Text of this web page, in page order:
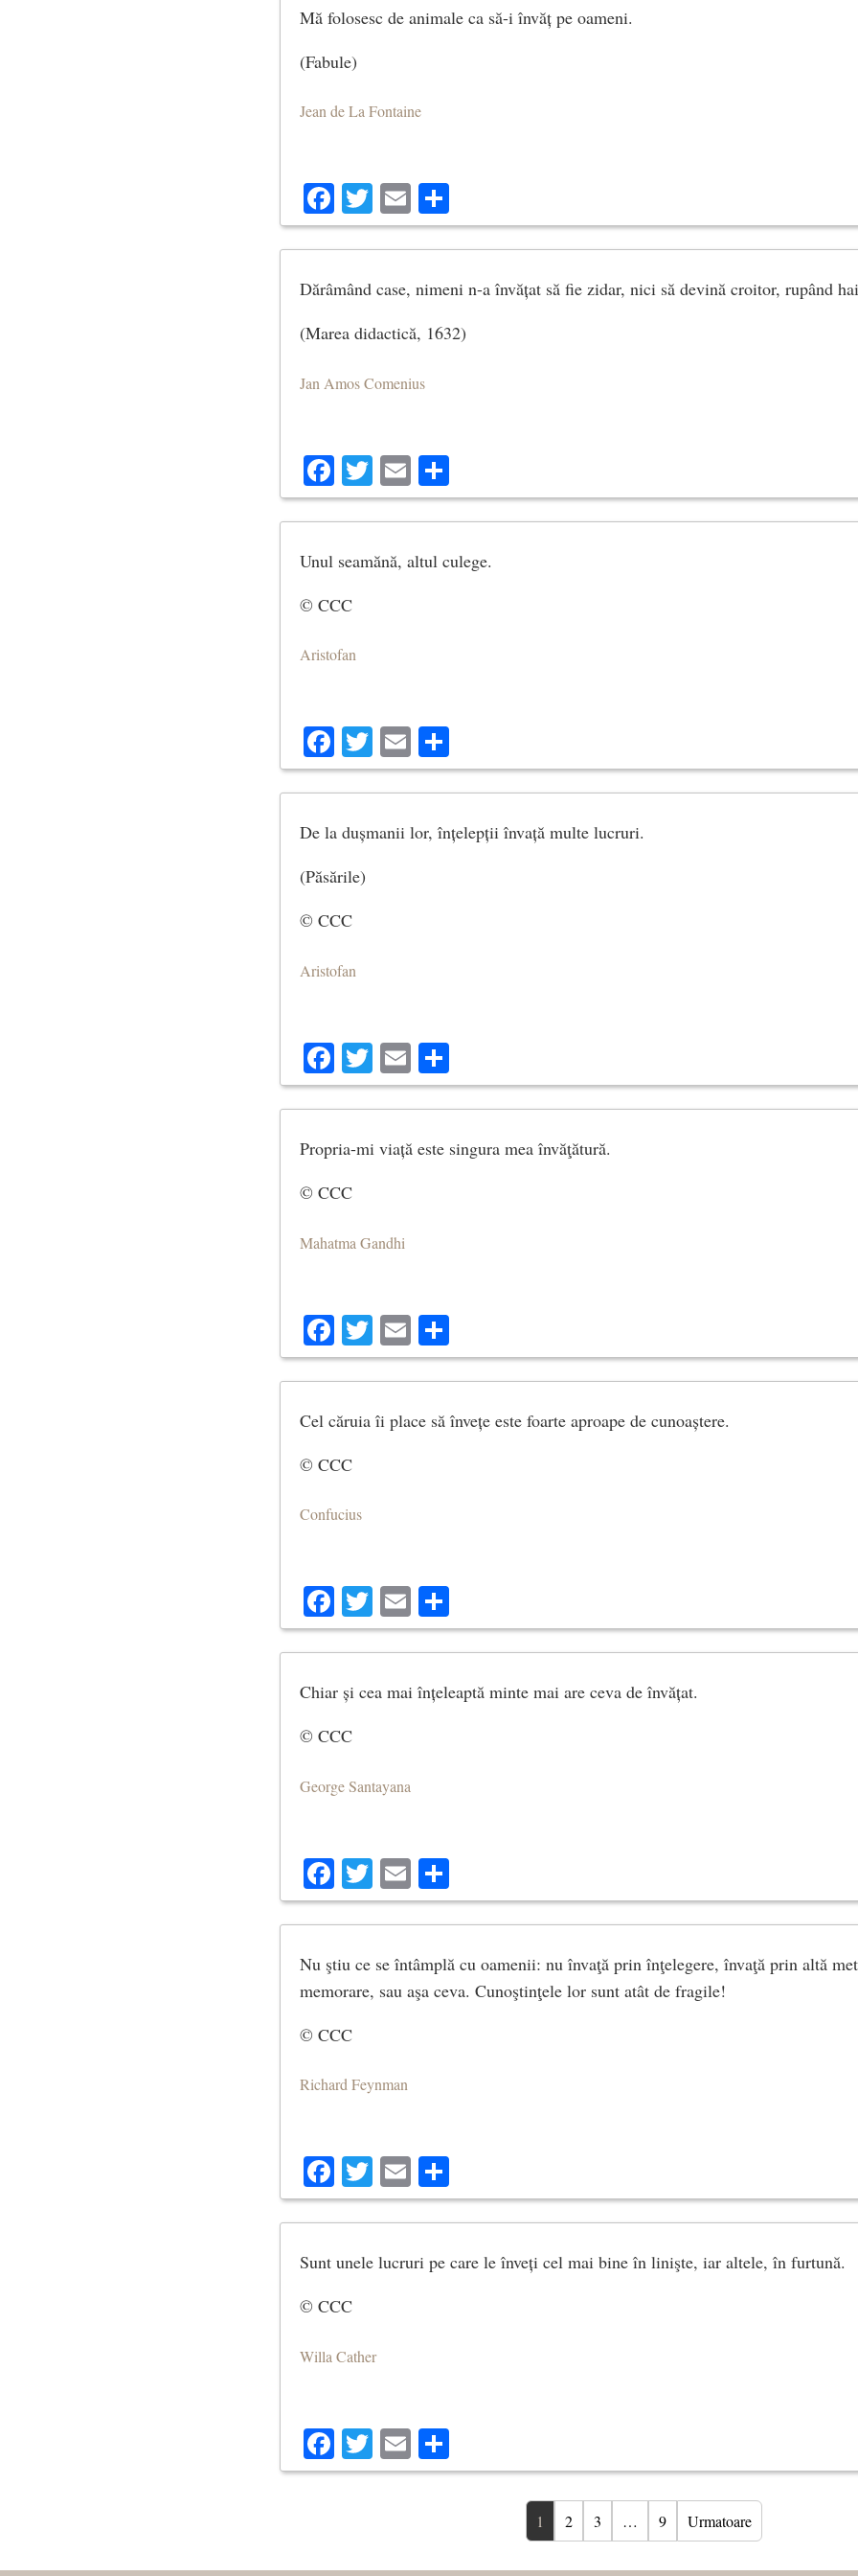
Mă folosesc de animale ca să-i învăț pe oameni.
(Fabule)
Jean de La Fontaine
Facebook
Twitter
Email
Dărâmând case, nimeni n-a învățat să fie zidar, nici să devină croitor, rupând
(Marea didactică, 1632)
Jan Amos Comenius
Facebook
Twitter
Email
Unul seamănă, altul culege.
© CCC
Aristofan
Facebook
Twitter
Email
De la dușmanii lor, înțelepții învață multe lucruri.
(Păsările)
© CCC
Aristofan
Facebook
Twitter
Email
Propria-mi viață este singura mea învăţătură.
© CCC
Mahatma Gandhi
Facebook
Twitter
Email
Cel căruia îi place să învețe este foarte aproape de cunoaștere.
© CCC
Confucius
Facebook
Twitter
Email
Chiar și cea mai înțeleaptă minte mai are ceva de învățat.
© CCC
George Santayana
Facebook
Twitter
Email
Nu ştiu ce se întâmplă cu oamenii: nu învaţă prin înţelegere, învaţă prin altă
memorare, sau aşa ceva. Cunoştinţele lor sunt atât de fragile!
© CCC
Richard Feynman
Facebook
Twitter
Email
Sunt unele lucruri pe care le înveți cel mai bine în linişte, iar altele, în furtună.
© CCC
Willa Cather
Facebook
Twitter
Email
1 2 3 … 9 Urmatoare